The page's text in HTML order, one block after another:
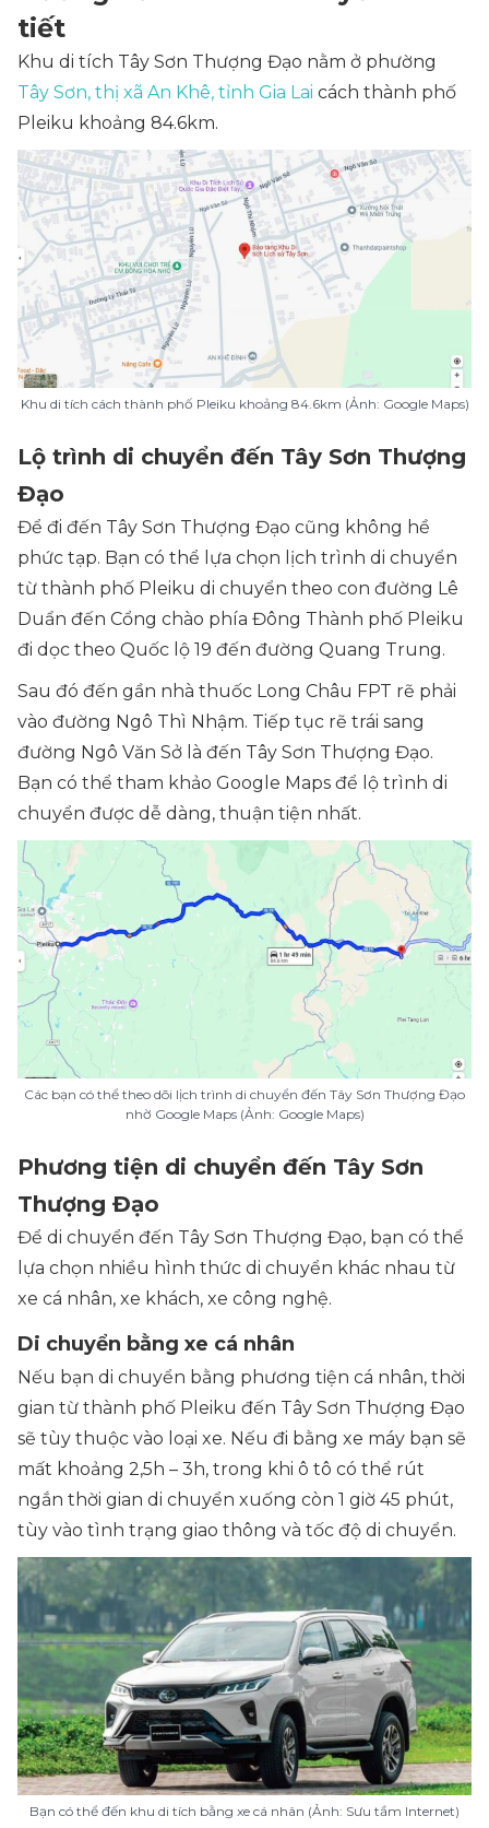
tiết
Khu di tích Tây Sơn Thượng Đạo nằm ở phường
Tây Sơn, thị xã An Khê, tỉnh Gia Lai cách thành phố
Pleiku khoảng 84.6km.
Khu di tích cách thành phố Pleiku khoảng 84.6km (Ảnh: Google Maps)
Lộ trình di chuyển đến Tây Sơn Thượng
Đạo
Để đi đến Tây Sơn Thượng Đạo cũng không hề
phức tạp. Bạn có thể lựa chọn lịch trình di chuyển
từ thành phố Pleiku di chuyển theo con đường Lê
Duẩn đến Cổng chào phía Đông Thành phố Pleiku
đi dọc theo Quốc lộ 19 đến đường Quang Trung.
Sau đó đến gần nhà thuốc Long Châu FPT rẽ phải
vào đường Ngô Thì Nhậm. Tiếp tục rẽ trái sang
đường Ngô Văn Sở là đến Tây Sơn Thượng Đạo.
Bạn có thể tham khảo Google Maps để lộ trình di
chuyển được dễ dàng, thuận tiện nhất.
Các bạn có thể theo dõi lịch trình di chuyển đến Tây Sơn Thượng Đạo
nhờ Google Maps (Ảnh: Google Maps)
Phương tiện di chuyển đến Tây Sơn
Thượng Đạo
Để di chuyển đến Tây Sơn Thượng Đạo, bạn có thể
lựa chọn nhiều hình thức di chuyển khác nhau từ
xe cá nhân, xe khách, xe công nghệ.
Di chuyển bằng xe cá nhân
Nếu bạn di chuyển bằng phương tiện cá nhân, thời
gian từ thành phố Pleiku đến Tây Sơn Thượng Đạo
sẽ tùy thuộc vào loại xe. Nếu đi bằng xe máy bạn sẽ
mất khoảng 2,5h – 3h, trong khi ô tô có thể rút
ngắn thời gian di chuyển xuống còn 1 giờ 45 phút,
tùy vào tình trạng giao thông và tốc độ di chuyển.
Bạn có thể đến khu di tích bằng xe cá nhân (Ảnh: Sưu tầm Internet)